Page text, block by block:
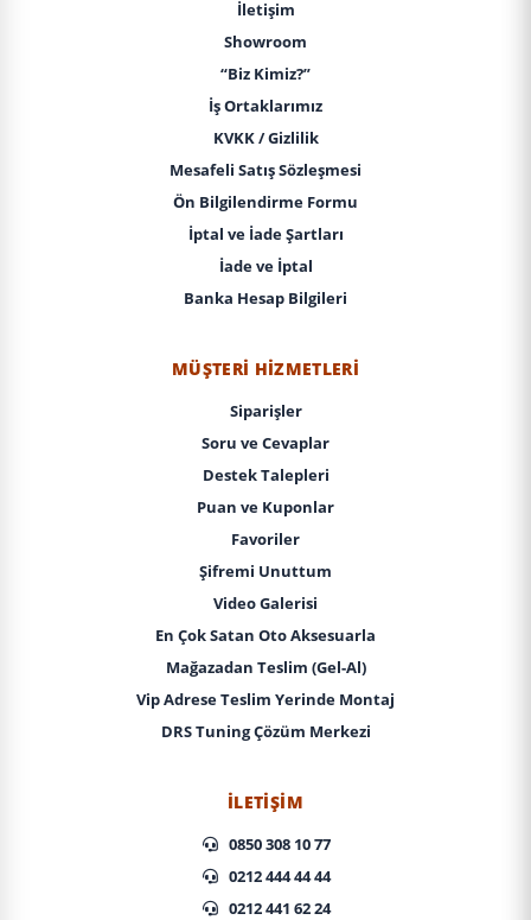
İletişim
Showroom
“Biz Kimiz?”
İş Ortaklarımız
KVKK / Gizlilik
Mesafeli Satış Sözleşmesi
Ön Bilgilendirme Formu
İptal ve İade Şartları
İade ve İptal
Banka Hesap Bilgileri
MÜŞTERI HIZMETLERI
Siparişler
Soru ve Cevaplar
Destek Talepleri
Puan ve Kuponlar
Favoriler
Şifremi Unuttum
Video Galerisi
En Çok Satan Oto Aksesuarla
Mağazadan Teslim (Gel-Al)
Vip Adrese Teslim Yerinde Montaj
DRS Tuning Çözüm Merkezi
İLETIŞIM
0850 308 10 77
0212 444 44 44
0212 441 62 24